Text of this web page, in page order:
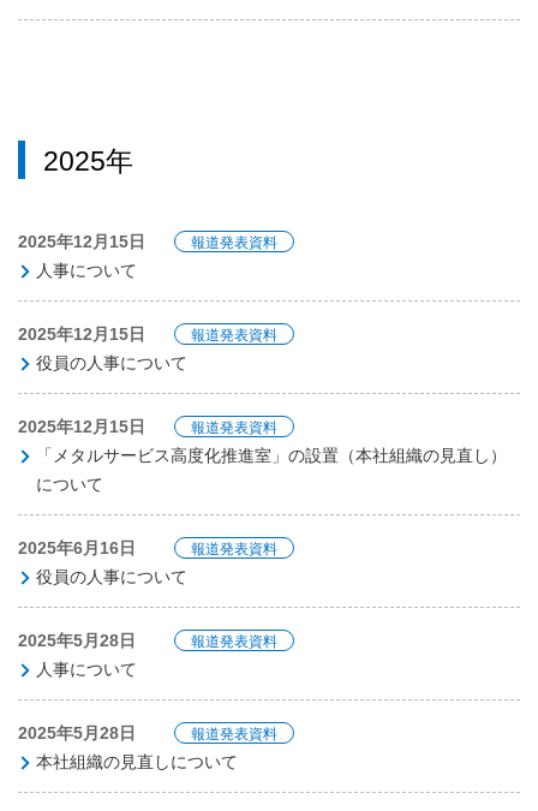
2025年
2025年12月15日 報道発表資料
人事について
2025年12月15日 報道発表資料
役員の人事について
2025年12月15日 報道発表資料
「メタルサービス高度化推進室」の設置（本社組織の見直し）
について
2025年6月16日 報道発表資料
役員の人事について
2025年5月28日 報道発表資料
人事について
2025年5月28日 報道発表資料
本社組織の見直しについて